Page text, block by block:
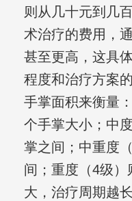
则从几十元到几
术治疗的费用，
甚至更高，这具
程度和治疗方案
手掌面积来衡量
个手掌大小；中
掌之间；中重度
间；重度（4级
大，治疗周期越